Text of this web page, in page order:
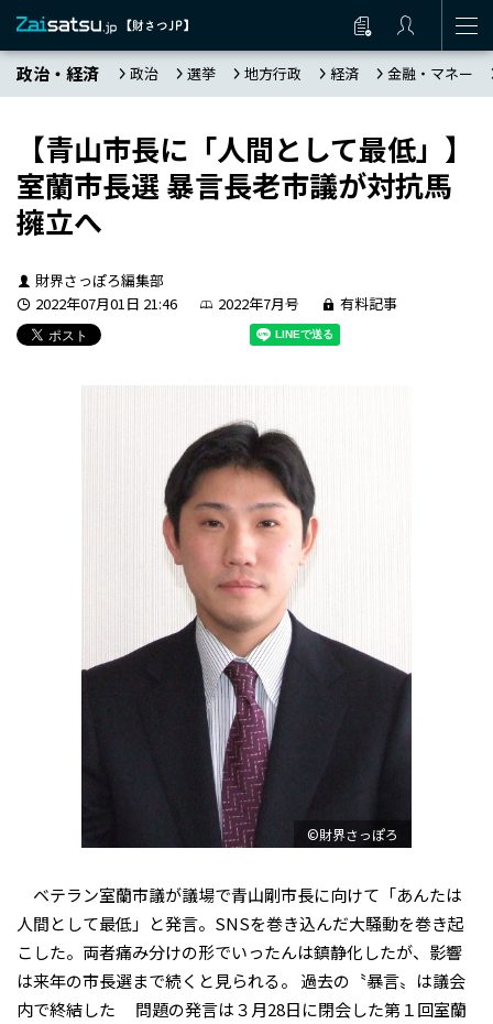
政治・経済 政治 選挙 地方行政 経済 金融・マネー
【青山市長に「人間として最低」】
室蘭市長選 暴言長老市議が対抗馬
擁立へ
財界さっぽろ編集部
2022年07月01日 21:46
2022年7月号 有料記事
©財界さっぽろ
ベテラン室蘭市議が議場で青山剛市長に向けて「あんたは
人間として最低」と発言。SNSを巻き込んだ大騒動を巻き起
こした。両者痛み分けの形でいったんは鎮静化したが、影響
は来年の市長選まで続くと見られる。 過去の〝暴言〟は議会
内で終結した 問題の発言は３月28日に閉会した第１回室蘭